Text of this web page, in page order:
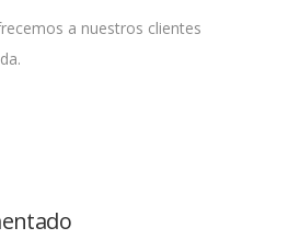
a nuestros clientes